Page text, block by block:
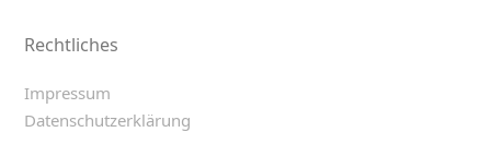
Rechtliches
Impressum
Datenschutzerklärung